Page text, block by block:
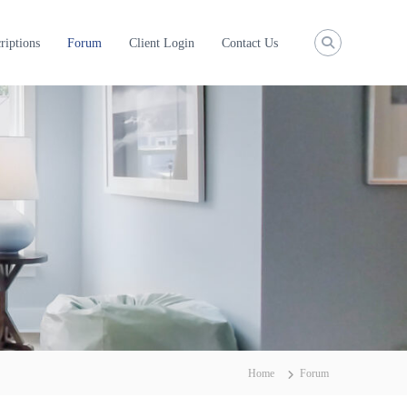
Forum Client Login Contact Us
Home Forum